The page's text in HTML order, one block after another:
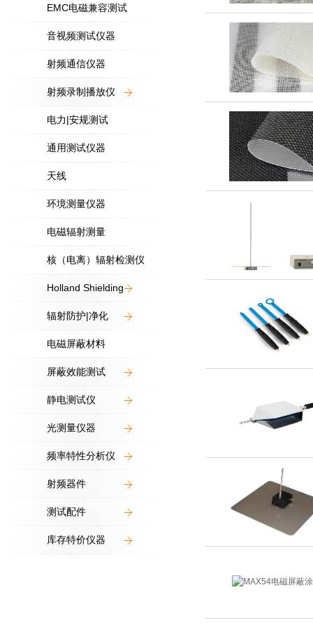
EMC电磁兼容测试
音视频测试仪器
射频通信仪器
射频录制播放仪
电力|安规测试
通用测试仪器
天线
环境测量仪器
电磁辐射测量
核（电离）辐射检测仪
Holland Shielding
辐射防护|净化
电磁屏蔽材料
屏蔽效能测试
静电测试仪
光测量仪器
频率特性分析仪
射频器件
测试配件
库存特价仪器